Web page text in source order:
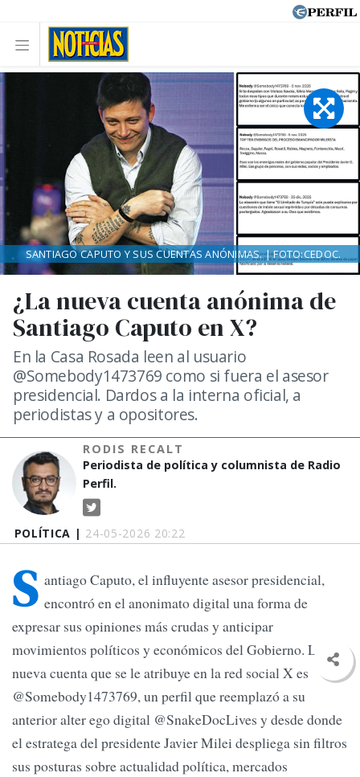
POLÍTICA | 24-05-2026 20:22
¿La nueva cuenta anónima de
Santiago Caputo en X?
En la Casa Rosada leen al usuario
@Somebody1473769 como si fuera el asesor
presidencial. Dardos a la interna oficial, a
periodistas y a opositores.
RODIS RECALT
Periodista de política y columnista de Radio
Perfil.
SANTIAGO CAPUTO Y SUS CUENTAS ANÓNIMAS. | FOTO:CEDOC.
S antiago Caputo, el influyente asesor presidencial,
encontró en el anonimato digital una forma de
expresar sus opiniones más crudas y anticipar
movimientos políticos y económicos del Gobierno. La
nueva cuenta que se le atribuye en la red social X es
@Somebody1473769, un perfil que reemplazó a su
anterior alter ego digital @SnakeDocLives y desde donde
el estratega del presidente Javier Milei despliega sin filtros
sus posturas sobre actualidad política, mercados